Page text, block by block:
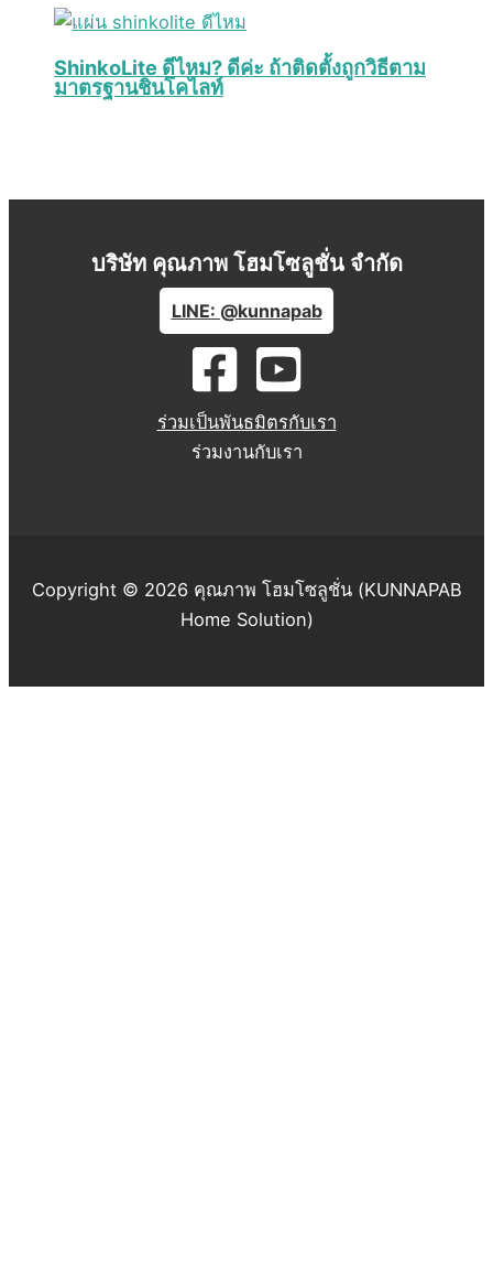
ShinkoLite ดีไหม? ดีค่ะ ถ้าติดตั้งถูกวิธีตาม
มาตรฐานชินโคไลท์
บริษัท คุณภาพ โฮมโซลูชั่น จำกัด
LINE: @kunnapab
ร่วมเป็นพันธมิตรกับเรา
ร่วมงานกับเรา
Copyright © 2026 คุณภาพ โฮมโซลูชั่น (KUNNAPAB
Home Solution)